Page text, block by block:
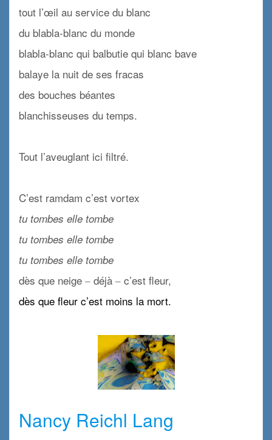
tout l’œil au service du blanc
du blabla-blanc du monde
blabla-blanc qui balbutie qui blanc bave
balaye la nuit de ses fracas
des bouches béantes
blanchisseuses du temps.
Tout l’aveuglant ici filtré.
C’est ramdam c’est vortex
tu tombes elle tombe
tu tombes elle tombe
tu tombes elle tombe
dès que neige ‒ déjà ‒ c’est fleur,
dès que fleur c’est moins la mort.
Nancy Reichl Lang